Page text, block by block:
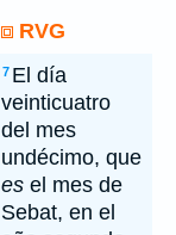
RVG
7 El día
veinticuatro
del mes
undécimo, que
es el mes de
Sebat, en el